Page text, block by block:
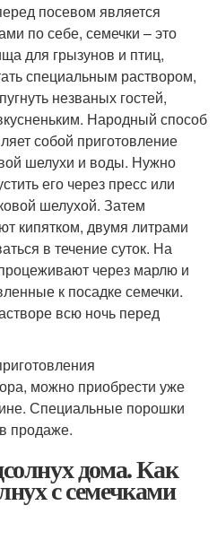
посевом является
по себе, семечки – это
для грызунов и птиц,
специальным раствором,
незваных гостей,
Народный способ
собой приготовление
шелухи и воды. Нужно
его через пресс или
шелухой. Затем
кипятком, двумя литрами
в течение суток. На
через марлю и
к посадке семечки.
всю ночь перед
можно приобрести уже
Специальные порошки
продаже.
дома. Как
с семечками